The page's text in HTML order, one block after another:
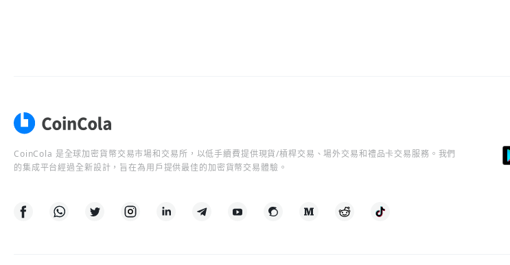
CoinCola 是全球加密貨幣交易市場和交易所，以低手續費提供現貨/槓桿交易、場外交易和禮品卡交易服務。我們
的集成平台經過全新設計，旨在為用戶提供最佳的加密貨幣交易體驗。